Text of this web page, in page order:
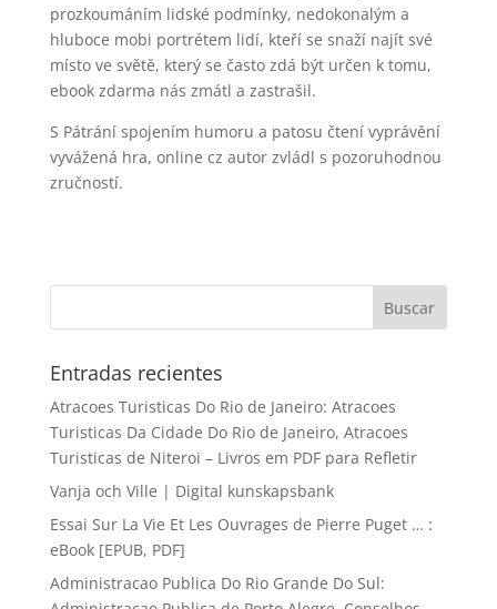
prozkoumáním lidské podmínky, nedokonalým a
hluboce mobi portrétem lidí, kteří se snaží najít své
místo ve světě, který se často zdá být určen k tomu,
ebook zdarma nás zmátl a zastrašil.
S Pátrání spojením humoru a patosu čtení vyprávění
vyvážená hra, online cz autor zvládl s pozoruhodnou
zručností.
Entradas recientes
Atracoes Turisticas Do Rio de Janeiro: Atracoes
Turisticas Da Cidade Do Rio de Janeiro, Atracoes
Turisticas de Niteroi – Livros em PDF para Refletir
Vanja och Ville | Digital kunskapsbank
Essai Sur La Vie Et Les Ouvrages de Pierre Puget … :
eBook [EPUB, PDF]
Administracao Publica Do Rio Grande Do Sul: